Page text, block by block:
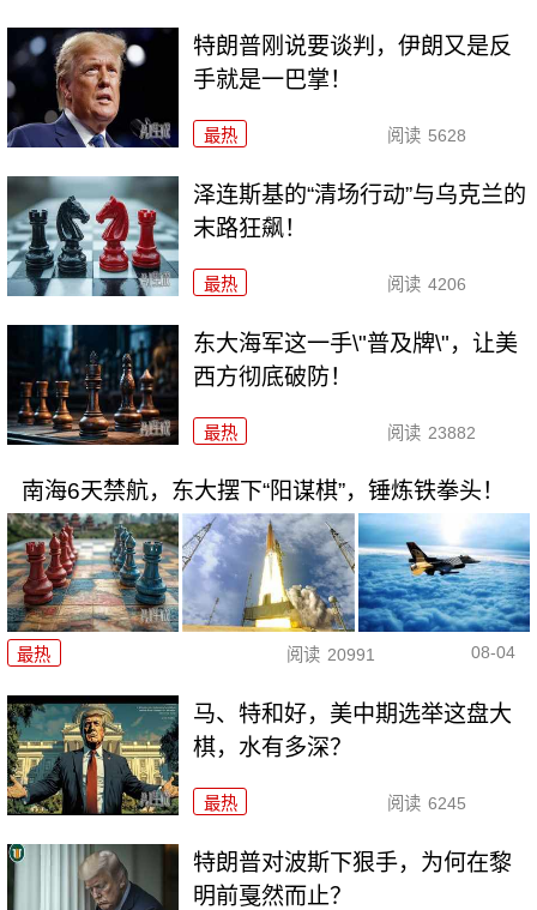
特朗普刚说要谈判，伊朗又是反
手就是一巴掌！
最热 阅读 5628
泽连斯基的“清场行动”与乌克兰的
末路狂飙！
最热 阅读 4206
东大海军这一手\"普及牌\"，让美
西方彻底破防！
最热 阅读 23882
南海6天禁航，东大摆下“阳谋棋”，锤炼铁拳头！
最热 阅读 20991 08-04
马、特和好，美中期选举这盘大
棋，水有多深？
最热 阅读 6245
特朗普对波斯下狠手，为何在黎
明前戛然而止？